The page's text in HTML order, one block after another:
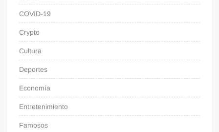
COVID-19
Crypto
Cultura
Deportes
Economía
Entretenimiento
Famosos